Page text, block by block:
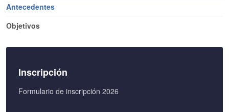
Antecedentes
Objetivos
Inscripción
Formulario de inscripción 2026